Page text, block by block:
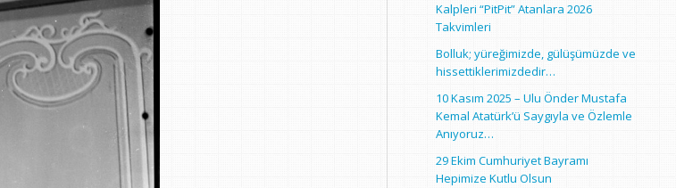
Kalpleri “PitPit” Atanlara 2026
Takvimleri
Bolluk; yüreğimizde, gülüşümüzde ve
hissettiklerimizdedir…
10 Kasım 2025 – Ulu Önder Mustafa
Kemal Atatürk’ü Saygıyla ve Özlemle
Anıyoruz…
29 Ekim Cumhuriyet Bayramı
Hepimize Kutlu Olsun